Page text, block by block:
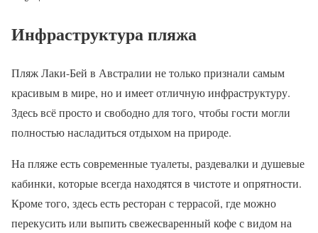
Инфраструктура пляжа
Пляж Лаки-Бей в Австралии не только признали самым
красивым в мире, но и имеет отличную инфраструктуру.
Здесь всё просто и свободно для того, чтобы гости могли
полностью насладиться отдыхом на природе.
На пляже есть современные туалеты, раздевалки и душевые
кабинки, которые всегда находятся в чистоте и опрятности.
Кроме того, здесь есть ресторан с террасой, где можно
перекусить или выпить свежесваренный кофе с видом на